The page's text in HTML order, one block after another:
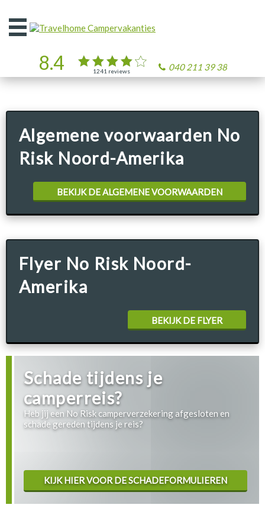
Open
het
040 211 39 38
1241 reviews
8.4
Algemene voorwaarden No
Risk Noord-Amerika
BEKIJK DE ALGEMENE VOORWAARDEN
Flyer No Risk Noord-
Amerika
BEKIJK DE FLYER
Schade tijdens je
camperreis?
Heb jij een No Risk camperverzekering afgesloten en
schade gereden tijdens je reis?
KIJK HIER VOOR DE SCHADEFORMULIEREN